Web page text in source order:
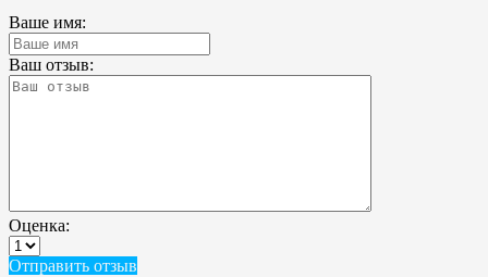
Ваше имя:
Ваш отзыв:
Оценка:
Отправить отзыв